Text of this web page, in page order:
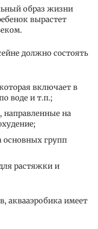
образ жизни
вырастет
должно состоять
включает в
воде и т.п.;
на
основных групп
растяжки и
аквааэробика имеет